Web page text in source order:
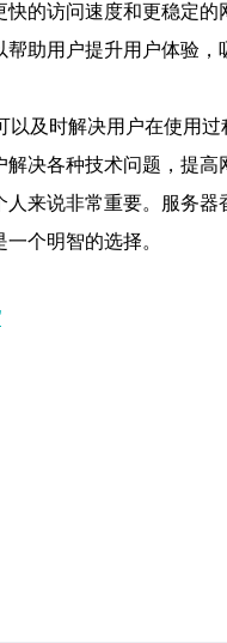
的访问速度和更稳定
助用户提升用户体验，
及时解决用户在使用
决各种技术问题，提高
来说非常重要。服务
个明智的选择。